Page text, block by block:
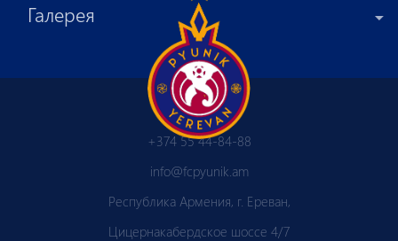
Галерея
+374 55 44-84-88
info@fcpyunik.am
Республика Армения, г. Ереван,
Цицернакабердское шоссе 4/7